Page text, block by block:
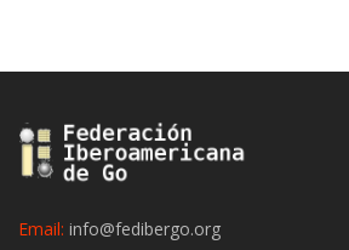
Email: info@fedibergo.org